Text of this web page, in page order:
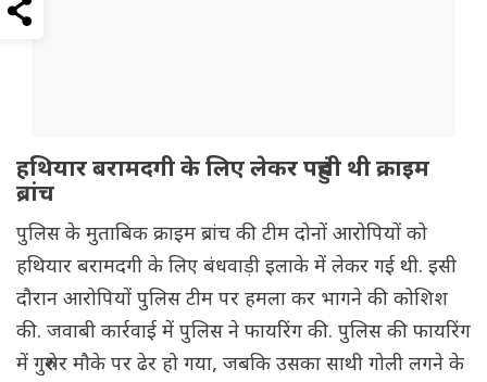
हथियार बरामदगी के लिए लेकर पहुंची थी क्राइम
ब्रांच
पुलिस के मुताबिक क्राइम ब्रांच की टीम दोनों आरोपियों को
हथियार बरामदगी के लिए बंधवाड़ी इलाके में लेकर गई थी. इसी
दौरान आरोपियों पुलिस टीम पर हमला कर भागने की कोशिश
की. जवाबी कार्रवाई में पुलिस ने फायरिंग की. पुलिस की फायरिंग
में गुरुशेर मौके पर ढेर हो गया, जबकि उसका साथी गोली लगने के